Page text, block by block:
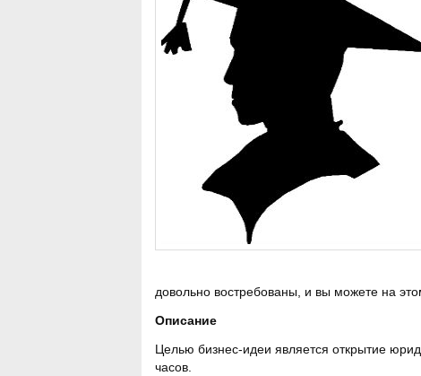
довольно востребованы, и вы можете на
Описание
Целью бизнес-идеи является открытие
часов.